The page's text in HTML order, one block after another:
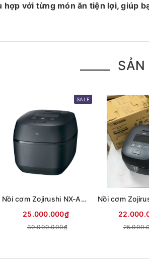
hợp với từng món ăn tiện lợi, giúp
SẢN
SALE
Nồi cơm Zojirushi NX-AA18 1.8L dòng cao cấp tách đường nội địa nhật
25.000.000₫
30.000.000₫